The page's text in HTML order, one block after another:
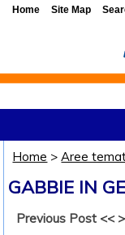
Home >Aree
GABBIE IN
Previous Post <<
Home Site Map